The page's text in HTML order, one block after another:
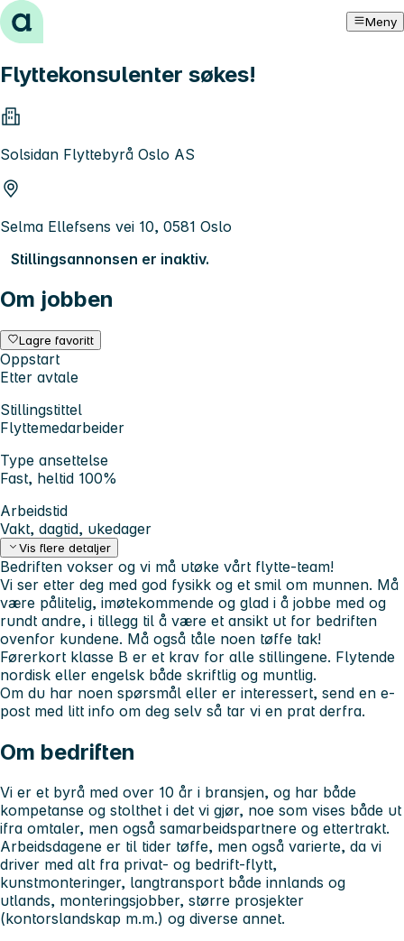
Hopp til innhold Meny
Flyttekonsulenter søkes!
Solsidan Flyttebyrå Oslo AS
Selma Ellefsens vei 10, 0581 Oslo
Stillingsannonsen er inaktiv.
Om jobben
Lagre favoritt
Oppstart
Etter avtale
Stillingstittel
Flyttemedarbeider
Type ansettelse
Fast, heltid 100%
Arbeidstid
Vakt, dagtid, ukedager
Vis flere detaljer
Bedriften vokser og vi må utøke vårt flytte-team!
Vi ser etter deg med god fysikk og et smil om munnen. Må
være pålitelig, imøtekommende og glad i å jobbe med og
rundt andre, i tillegg til å være et ansikt ut for bedriften
ovenfor kundene. Må også tåle noen tøffe tak!
Førerkort klasse B er et krav for alle stillingene. Flytende
nordisk eller engelsk både skriftlig og muntlig.
Om du har noen spørsmål eller er interessert, send en e-
post med litt info om deg selv så tar vi en prat derfra.
Om bedriften
Vi er et byrå med over 10 år i bransjen, og har både
kompetanse og stolthet i det vi gjør, noe som vises både ut
ifra omtaler, men også samarbeidspartnere og ettertrakt.
Arbeidsdagene er til tider tøffe, men også varierte, da vi
driver med alt fra privat- og bedrift-flytt,
kunstmonteringer, langtransport både innlands og
utlands, monteringsjobber, større prosjekter
(kontorslandskap m.m.) og diverse annet.